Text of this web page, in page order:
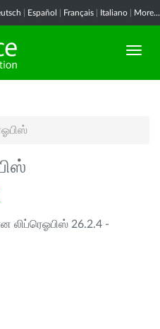
Español Français Italiano More...
லிப்ரெஓபிஸ் 26.2.4 -